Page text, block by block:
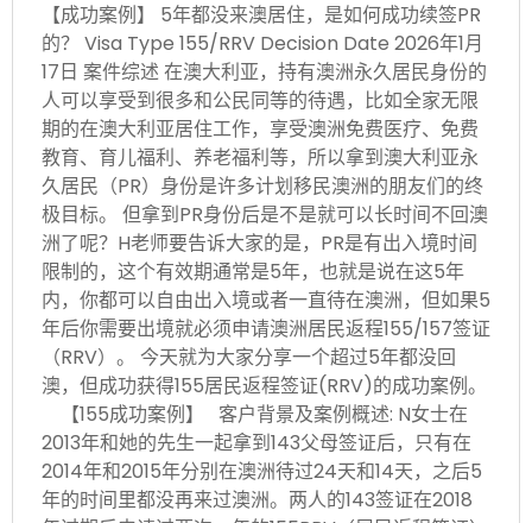
【成功案例】 5年都没来澳居住，是如何成功续签PR
的？ Visa Type 155/RRV Decision Date 2026年1月
17日 案件综述 在澳大利亚，持有澳洲永久居民身份的
人可以享受到很多和公民同等的待遇，比如全家无限
期的在澳大利亚居住工作，享受澳洲免费医疗、免费
教育、育儿福利、养老福利等，所以拿到澳大利亚永
久居民（PR）身份是许多计划移民澳洲的朋友们的终
极目标。 但拿到PR身份后是不是就可以长时间不回澳
洲了呢？H老师要告诉大家的是，PR是有出入境时间
限制的，这个有效期通常是5年，也就是说在这5年
内，你都可以自由出入境或者一直待在澳洲，但如果5
年后你需要出境就必须申请澳洲居民返程155/157签证
（RRV）。 今天就为大家分享一个超过5年都没回
澳，但成功获得155居民返程签证(RRV)的成功案例。
【155成功案例】 客户背景及案例概述: N女士在
2013年和她的先生一起拿到143父母签证后，只有在
2014年和2015年分别在澳洲待过24天和14天，之后5
年的时间里都没再来过澳洲。两人的143签证在2018